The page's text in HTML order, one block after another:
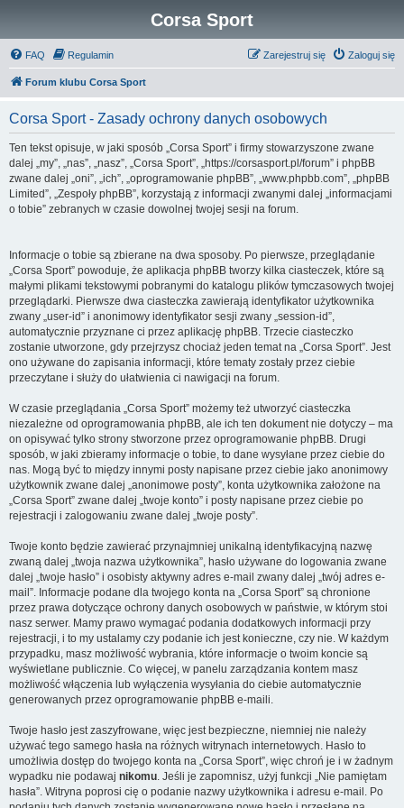
Corsa Sport
FAQ Regulamin Zaloguj się
Zarejestruj się
Forum klubu Corsa Sport
Corsa Sport - Zasady ochrony danych osobowych
Ten tekst opisuje, w jaki sposób „Corsa Sport” i firmy stowarzyszone zwane
dalej „my”, „nas”, „nasz”, „Corsa Sport”, „https://corsasport.pl/forum” i phpBB
zwane dalej „oni”, „ich”, „oprogramowanie phpBB”, „www.phpbb.com”, „phpBB
Limited”, „Zespoły phpBB”, korzystają z informacji zwanymi dalej „informacjami
o tobie” zebranych w czasie dowolnej twojej sesji na forum.
Informacje o tobie są zbierane na dwa sposoby. Po pierwsze, przeglądanie
„Corsa Sport” powoduje, że aplikacja phpBB tworzy kilka ciasteczek, które są
małymi plikami tekstowymi pobranymi do katalogu plików tymczasowych twojej
przeglądarki. Pierwsze dwa ciasteczka zawierają identyfikator użytkownika
zwany „user-id” i anonimowy identyfikator sesji zwany „session-id”,
automatycznie przyznane ci przez aplikację phpBB. Trzecie ciasteczko
zostanie utworzone, gdy przejrzysz chociaż jeden temat na „Corsa Sport”. Jest
ono używane do zapisania informacji, które tematy zostały przez ciebie
przeczytane i służy do ułatwienia ci nawigacji na forum.
W czasie przeglądania „Corsa Sport” możemy też utworzyć ciasteczka
niezależne od oprogramowania phpBB, ale ich ten dokument nie dotyczy – ma
on opisywać tylko strony stworzone przez oprogramowanie phpBB. Drugi
sposób, w jaki zbieramy informacje o tobie, to dane wysyłane przez ciebie do
nas. Mogą być to między innymi posty napisane przez ciebie jako anonimowy
użytkownik zwane dalej „anonimowe posty”, konta użytkownika założone na
„Corsa Sport” zwane dalej „twoje konto” i posty napisane przez ciebie po
rejestracji i zalogowaniu zwane dalej „twoje posty”.
Twoje konto będzie zawierać przynajmniej unikalną identyfikacyjną nazwę
zwaną dalej „twoja nazwa użytkownika”, hasło używane do logowania zwane
dalej „twoje hasło” i osobisty aktywny adres e-mail zwany dalej „twój adres e-
mail”. Informacje podane dla twojego konta na „Corsa Sport” są chronione
przez prawa dotyczące ochrony danych osobowych w państwie, w którym stoi
nasz serwer. Mamy prawo wymagać podania dodatkowych informacji przy
rejestracji, i to my ustalamy czy podanie ich jest konieczne, czy nie. W każdym
przypadku, masz możliwość wybrania, które informacje o twoim koncie są
wyświetlane publicznie. Co więcej, w panelu zarządzania kontem masz
możliwość włączenia lub wyłączenia wysyłania do ciebie automatycznie
generowanych przez oprogramowanie phpBB e-maili.
Twoje hasło jest zaszyfrowane, więc jest bezpieczne, niemniej nie należy
używać tego samego hasła na różnych witrynach internetowych. Hasło to
umożliwia dostęp do twojego konta na „Corsa Sport”, więc chroń je i w żadnym
wypadku nie podawaj nikomu. Jeśli je zapomnisz, użyj funkcji „Nie pamiętam
hasła”. Witryna poprosi cię o podanie nazwy użytkownika i adresu e-mail. Po